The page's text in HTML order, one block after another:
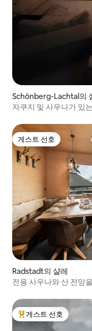
Schönberg-Lachtal의
자쿠지 및 사우나가 있
게스트 선호
게스트 선호
Radstadt의 샬레
전용 사우나와 산 전망
상위 게스트 선호
게스트 선호